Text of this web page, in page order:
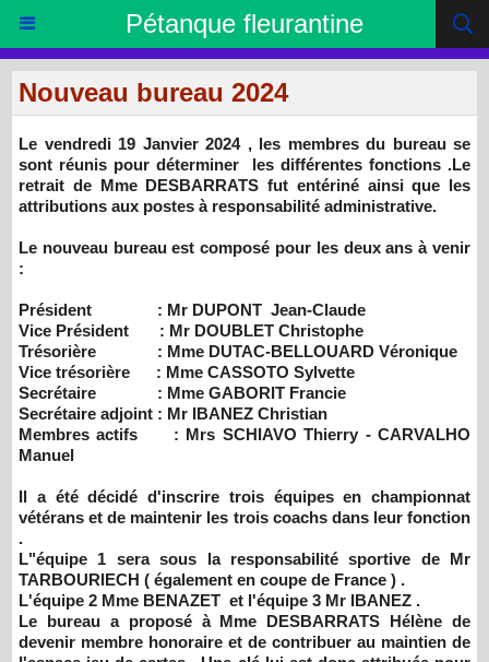
Pétanque fleurantine
Nouveau bureau 2024
Le vendredi 19 Janvier 2024 , les membres du bureau se
sont réunis pour déterminer les différentes fonctions .Le
retrait de Mme DESBARRATS fut entériné ainsi que les
attributions aux postes à responsabilité administrative.
Le nouveau bureau est composé pour les deux ans à venir
:
Président : Mr DUPONT Jean-Claude
Vice Président : Mr DOUBLET Christophe
Trésorière : Mme DUTAC-BELLOUARD Véronique
Vice trésorière : Mme CASSOTO Sylvette
Secrétaire : Mme GABORIT Francie
Secrétaire adjoint : Mr IBANEZ Christian
Membres actifs : Mrs SCHIAVO Thierry - CARVALHO
Manuel
Il a été décidé d'inscrire trois équipes en championnat
vétérans et de maintenir les trois coachs dans leur fonction
.
L"équipe 1 sera sous la responsabilité sportive de Mr
TARBOURIECH ( également en coupe de France ) .
L'équipe 2 Mme BENAZET et l'équipe 3 Mr IBANEZ .
Le bureau a proposé à Mme DESBARRATS Hélène de
devenir membre honoraire et de contribuer au maintien de